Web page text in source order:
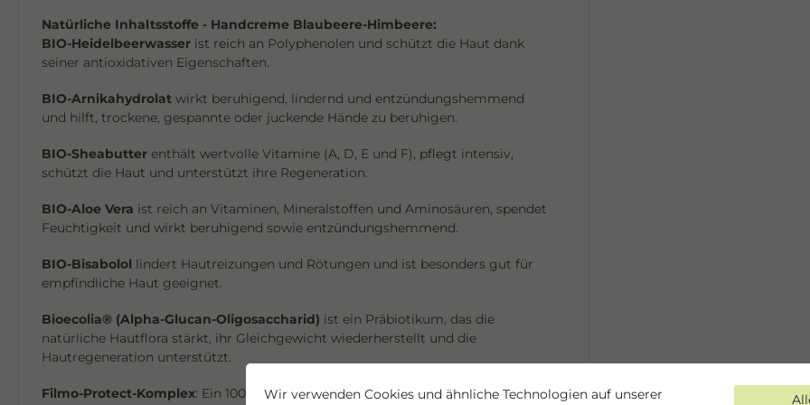
Natürliche Inhaltsstoffe - Handcreme Blaubeere-Himbeere:
BIO-Heidelbeerwasser ist reich an Polyphenolen und schützt die Haut dank
seiner antioxidativen Eigenschaften.
BIO-Arnikahydrolat wirkt beruhigend, lindernd und entzündungshemmend
und hilft, trockene, gespannte oder juckende Hände zu beruhigen.
BIO-Sheabutter enthält wertvolle Vitamine (A, D, E und F), pflegt intensiv,
schützt die Haut und unterstützt ihre Regeneration.
BIO-Aloe Vera ist reich an Vitaminen, Mineralstoffen und Aminosäuren, spendet
Feuchtigkeit und wirkt beruhigend sowie entzündungshemmend.
BIO-Bisabolol lindert Hautreizungen und Rötungen und ist besonders gut für
empfindliche Haut geeignet.
Bioecolia® (Alpha-Glucan-Oligosaccharid) ist ein Präbiotikum, das die
natürliche Hautflora stärkt, ihr Gleichgewicht wiederherstellt und die
Hautregeneration unterstützt.
Filmo-Protect-Komplex: Ein 100 % pflanzlicher Wirkstoffkomplex aus BIO-
Wir verwenden Cookies und ähnliche Technologien auf unserer